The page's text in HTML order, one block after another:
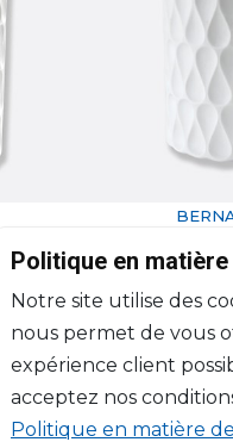
H:
Politique en
Notre site utilise des
nous permet de vous
expérience client
acceptez nos
Politique en matière